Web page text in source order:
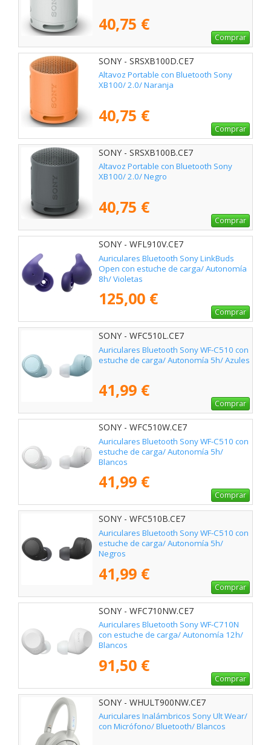
40,75 €
Comprar
SONY - SRSXB100D.CE7
Altavoz Portable con Bluetooth Sony
XB100/ 2.0/ Naranja
40,75 €
Comprar
SONY - SRSXB100B.CE7
Altavoz Portable con Bluetooth Sony
XB100/ 2.0/ Negro
40,75 €
Comprar
SONY - WFL910V.CE7
Auriculares Bluetooth Sony LinkBuds
Open con estuche de carga/ Autonomía
8h/ Violetas
125,00 €
Comprar
SONY - WFC510L.CE7
Auriculares Bluetooth Sony WF-C510 con
estuche de carga/ Autonomía 5h/ Azules
41,99 €
Comprar
SONY - WFC510W.CE7
Auriculares Bluetooth Sony WF-C510 con
estuche de carga/ Autonomía 5h/
Blancos
41,99 €
Comprar
SONY - WFC510B.CE7
Auriculares Bluetooth Sony WF-C510 con
estuche de carga/ Autonomía 5h/
Negros
41,99 €
Comprar
SONY - WFC710NW.CE7
Auriculares Bluetooth Sony WF-C710N
con estuche de carga/ Autonomía 12h/
Blancos
91,50 €
Comprar
SONY - WHULT900NW.CE7
Auriculares Inalámbricos Sony Ult Wear/
con Micrófono/ Bluetooth/ Blancos